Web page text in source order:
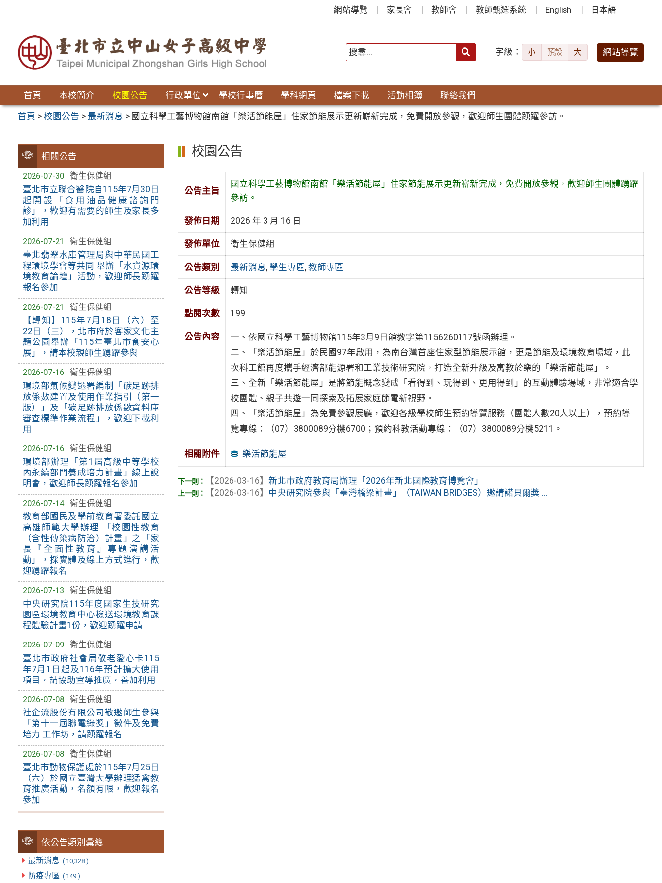
網站導覽 家長會 教師會 教師甄選系統 English 日本語
字級： 小 預設 大 網站導覽
首頁 本校簡介 校園公告 行政單位 學校行事曆 學科網頁 檔案下載 活動相簿 聯絡我們
首頁 >校園公告 > 最新消息 > 國立科學工藝博物館南館「樂活節能屋」住家節能展示更新嶄新完成，免費開放參觀，歡迎師生團體踴躍參訪。
相關公告
2026-07-30
衛生保健組
臺北市立聯合醫院自115年7月30日
起開設「食用油品健康諮詢門
診」，歡迎有需要的師生及家長多
加利用
2026-07-21
衛生保健組
臺北翡翠水庫管理局與中華民國工
程環境學會等共同 舉辦「水資源環
境教育論壇」活動，歡迎師長踴躍
報名參加
2026-07-21
衛生保健組
【轉知】115年7月18日（六）至
22日（三），北市府於客家文化主
題公園舉辦「115年臺北市食安心
展」，請本校親師生踴躍參與
2026-07-16
衛生保健組
環境部氣候變遷署編制「碳足跡排
放係數建置及使用作業指引（第一
版）」及「碳足跡排放係數資料庫
審查標準作業流程」，歡迎下載利
用
2026-07-16
衛生保健組
環境部辦理「第1屆高級中等學校
內永續部門養成培力計畫」線上說
明會，歡迎師長踴躍報名參加
2026-07-14
衛生保健組
教育部國民及學前教育署委託國立
高雄師範大學辦理 「校園性教育
（含性傳染病防治）計畫」之「家
長『全面性教育』專題演講活
動」，採實體及線上方式進行，歡
迎踴躍報名
2026-07-13
衛生保健組
中央研究院115年度國家生技研究
園區環境教育中心檢送環境教育課
程體驗計畫1份，歡迎踴躍申請
2026-07-09
衛生保健組
臺北市政府社會局敬老愛心卡115
年7月1日起及116年預計擴大使用
項目，請協助宣導推廣，善加利用
2026-07-08
衛生保健組
社企流股份有限公司敬邀師生參與
「第十一屆聯電綠獎」徵件及免費
培力 工作坊，請踴躍報名
2026-07-08
衛生保健組
臺北市動物保護處於115年7月25日
（六）於國立臺灣大學辦理猛禽教
育推廣活動，名額有限，歡迎報名
參加
依公告類別彙總
最新消息 ( 10,328 )
防疫專區 ( 149 )
校園公告
公告主旨
國立科學工藝博物館南館「樂活節能屋」住家節能展示更新嶄新完成，免費開放參觀，歡迎師生團體踴躍
參訪。
發佈日期 2026 年 3 月 16 日
發佈單位 衛生保健組
公告類別 最新消息, 學生專區, 教師專區
公告等級 轉知
點閱次數 199
公告內容
一、依國立科學工藝博物館115年3月9日館教字第1156260117號函辦理。
二、「樂活節能屋」於民國97年啟用，為南台灣首座住家型節能展示館，更是節能及環境教育場域，此
次科工館再度攜手經濟部能源署和工業技術研究院，打造全新升級及寓教於樂的「樂活節能屋」。
三、全新「樂活節能屋」是將節能概念變成「看得到、玩得到、更用得到」的互動體驗場域，非常適合學
校團體、親子共遊一同探索及拓展家庭節電新視野。
四、「樂活節能屋」為免費參觀展廳，歡迎各級學校師生預約導覽服務（團體人數20人以上），預約導
覽專線：（07）3800089分機6700；預約科教活動專線：（07）3800089分機5211。
相關附件 樂活節能屋
【2026-03-16】新北市政府教育局辦理「2026年新北國際教育博覽會」
【2026-03-16】 中央研究院參與「臺灣橋梁計畫」（TAIWAN BRIDGES）邀請諾貝爾獎 ...